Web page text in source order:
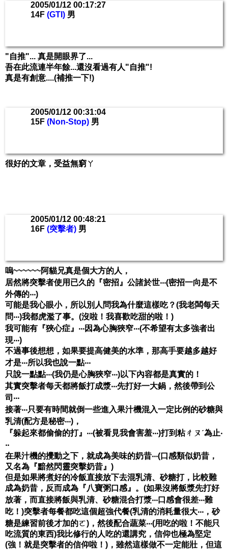
2005/01/12 00:17:27
14F (GTI) 男
"自推"... 真是開眼界了...
吾在此流連半年餘...還沒看過有人"自推"!
真是有創意....(補推一下!)
2005/01/12 00:31:04
15F (Non-Stop) 男
很好的文章，受益無窮ㄚ
2005/01/12 00:48:21
16F (突擊者) 男
嗚~~~~~~阿貓兄真是個大方的人，
居然將突擊者使用已久的『密招』公諸於世‧‧‧(密招一向是不
外傳的‧‧‧)
可能是我心眼小，所以別人問我為什麼這樣吃？(我老闆每天
問‧‧‧)我都虎濫了事。(沒啦！我喜歡吃甜的啦！)
我可能有『狹心症』‧‧‧因為心胸狹窄‧‧‧(不希望有太多強者出
現‧‧‧)
不過事後想想，如果要提高健美的水準，那高手要越多越好
才是‧‧‧所以我也說一點‧‧‧
只說一點點‧‧‧(我仍是心胸狹窄‧‧‧)以下內容都是真實的！
其實突擊者每天都將飯打成漿‧‧‧先打好一大鍋，然後帶到公
司‧‧‧
接著‧‧‧只要有時間就倒一些進入果汁機混入一定比例的砂糖與
乳清(配方是秘密‧‧‧)，
『躲起來都偷偷的打』‧‧‧(被看見我會害羞‧‧‧)打到粘ㄔㄡˊ為止‧
‧‧
在果汁機的攪動之下，就成為美味的奶昔‧‧‧(口感類似奶昔，
又名為『黯然閃靈突擊奶昔』)
但是如果將煮好的冷飯直接放下去混乳清、砂糖打，比較難
成為奶昔，反而成為『八寶粥口感』。(如果沒將飯漿先打好
放著，而直接將飯與乳清、砂糖混合打漿‧‧‧口感會很差‧‧‧難
吃！)突擊者每餐都吃這個超強代餐(乳清的消耗量很大‧‧‧，砂
糖是練習前後才加的ㄛ)，然後配合蔬菜‧‧‧(用吃的啦！不能只
吃流質的東西)我比修行的人吃的還講究，信仰也極為堅定
(強！就是突擊者的信仰啦！)，雖然這樣做不一定能壯，但這